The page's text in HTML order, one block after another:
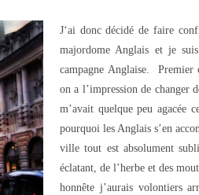
J‘ai donc décidé de faire
majordome Anglais et je
campagne Anglaise. Premier
on a l’impression de changer
m’avait quelque peu agacée
pourquoi les Anglais s’en
ville tout est absolument
éclatant, de l’herbe et des
honnête j’aurais volontiers